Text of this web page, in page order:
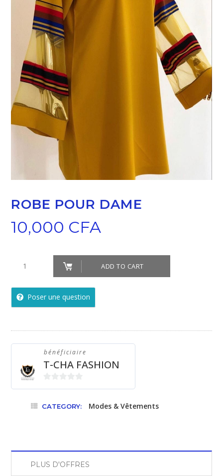
ROBE POUR DAME
10,000 CFA
Dame
quantity
ADD TO CART
Poser une question
bénéficiaire
T-CHA FASHION
5
CATEGORY: Modes & Vêtements
PLUS D'OFFRES